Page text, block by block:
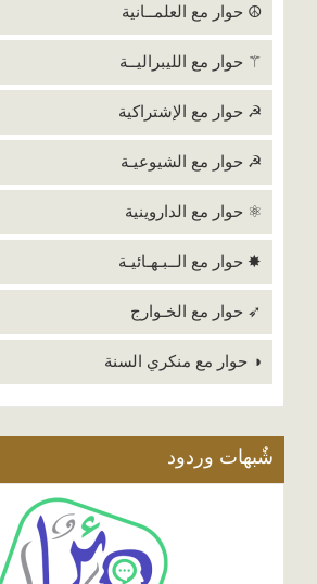
☮ حوار مع العلمــانية
⚚ حوار مع الليبراليــة
☭ حوار مع الإشتراكية
☭ حوار مع الشيوعيـة
⚛ حوار مع الداروينية
✸ حوار مع الــبـهـائيـة
➶ حوار مع الخـوارج
◑ حوار مع منكري السنة
شٌبهات وردود